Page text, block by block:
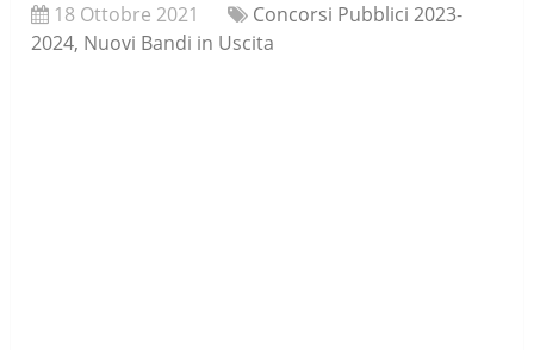
18 Ottobre 2021
Concorsi Pubblici 2023-
2024, Nuovi Bandi in Uscita